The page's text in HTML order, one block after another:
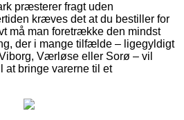
præsterer fragt uden
kræves det at du bestiller for
må man foretrække den mindst
der i mange tilfælde – ligegyldigt
Værløse eller Sorø – vil
at bringe varerne til et